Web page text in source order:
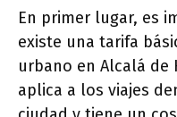
En primer lugar, es
existe una tarifa
urbano en Alcalá de
aplica a los viajes